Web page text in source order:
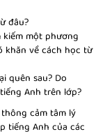
đâu?
một phương
khăn về cách học từ
quên sau? Do
Anh trên lớp?
cảm tâm lý
tiếng Anh của các